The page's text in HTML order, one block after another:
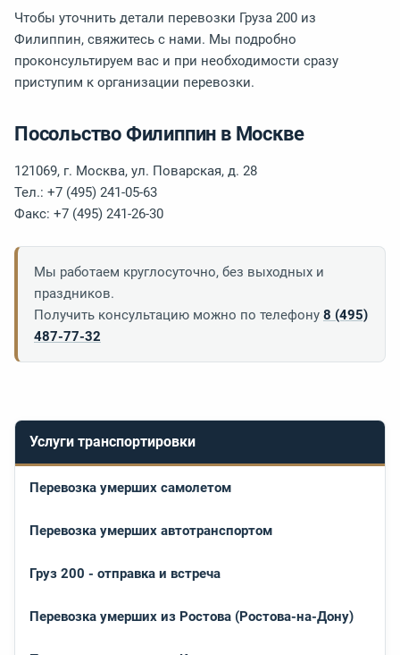
Услуги транспортировки
Перевозка умерших самолетом
Перевозка умерших автотранспортом
Груз 200 - отправка и встреча
Перевозка умерших из Ростова (Ростова-на-Дону)
Чтобы уточнить детали перевозки Груза 200 из
Филиппин, свяжитесь с нами. Мы подробно
проконсультируем вас и при необходимости сразу
приступим к организации перевозки.
Посольство Филиппин в Москве
121069, г. Москва, ул. Поварская, д. 28
Тел.: +7 (495) 241-05-63
Факс: +7 (495) 241-26-30
Мы работаем круглосуточно, без выходных и
праздников.
Получить консультацию можно по телефону 8 (495)
487-77-32